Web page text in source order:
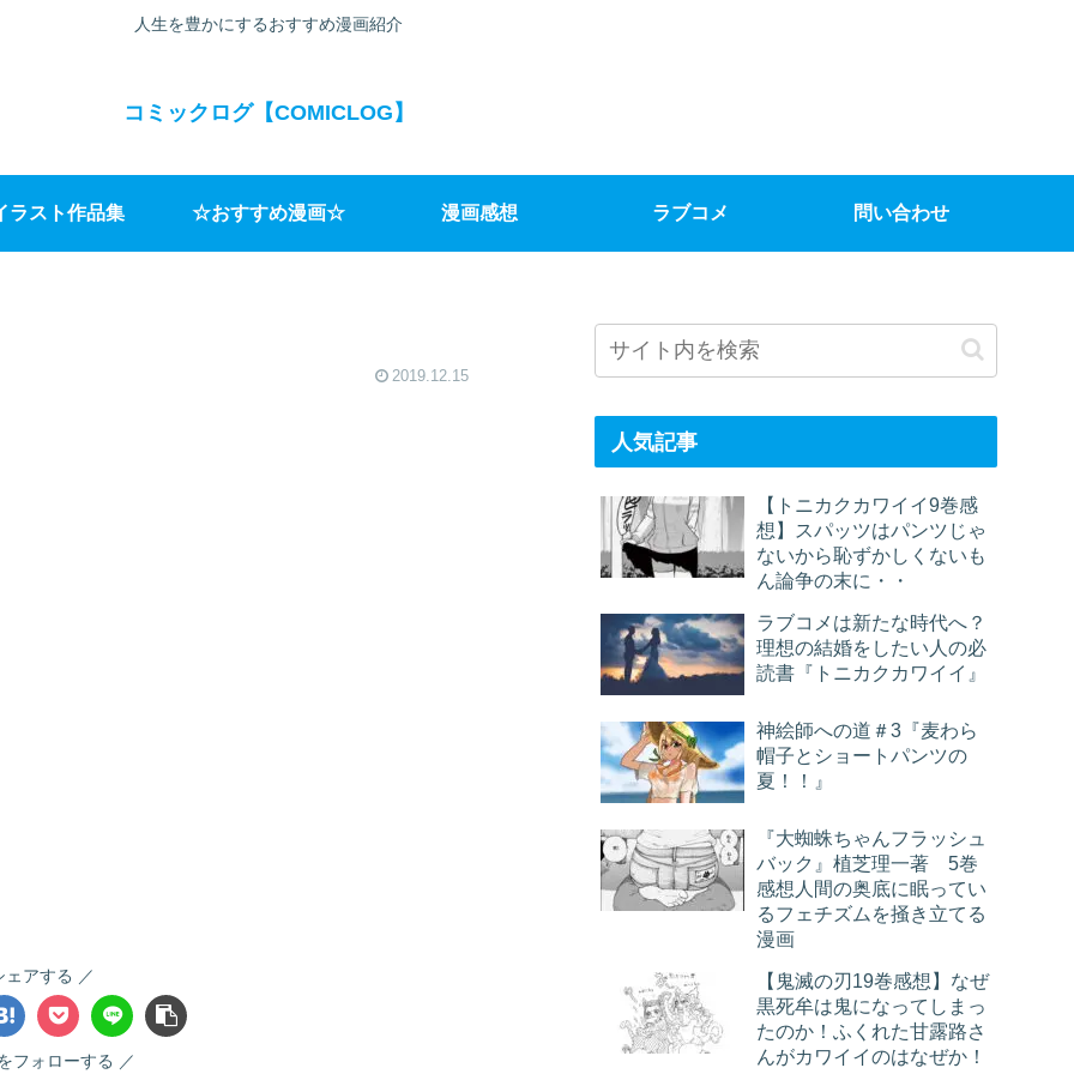
人生を豊かにするおすすめ漫画紹介
コミックログ【COMICLOG】
ラスト作品集 ☆おすすめ漫画☆ 漫画感想 ラブコメ 問い合わせ
2019.12.15
ェアする
フォローする
人気記事
【トニカクカワイイ9巻感
想】スパッツはパンツじゃ
ないから恥ずかしくないも
ん論争の末に・・
ラブコメは新たな時代へ？
理想の結婚をしたい人の必
読書『トニカクカワイイ』
神絵師への道＃3『麦わら
帽子とショートパンツの
夏！！』
『大蜘蛛ちゃんフラッシュ
バック』植芝理一著 5巻
感想人間の奥底に眠ってい
るフェチズムを掻き立てる
漫画
【鬼滅の刃19巻感想】なぜ
黒死牟は鬼になってしまっ
たのか！ふくれた甘露路さ
んがカワイイのはなぜか！